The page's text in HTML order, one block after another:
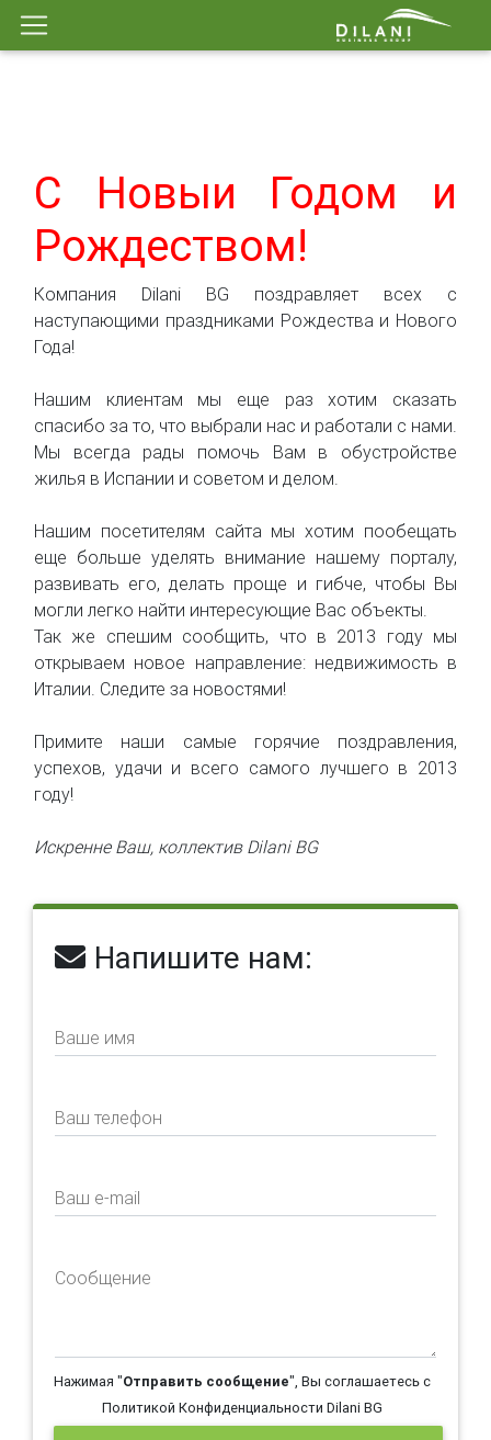
С Новыи Годом и
Рождеством!
Компания Dilani BG поздравляет всех с
наступающими праздниками Рождества и Нового
Года!
Нашим клиентам мы еще раз хотим сказать
спасибо за то, что выбрали нас и работали с нами.
Мы всегда рады помочь Вам в обустройстве
жилья в Испании и советом и делом.
Нашим посетителям сайта мы хотим пообещать
еще больше уделять внимание нашему порталу,
развивать его, делать проще и гибче, чтобы Вы
могли легко найти интересующие Вас объекты.
Так же спешим сообщить, что в 2013 году мы
открываем новое направление: недвижимость в
Италии. Следите за новостями!
Примите наши самые горячие поздравления,
успехов, удачи и всего самого лучшего в 2013
году!
Искренне Ваш, коллектив Dilani BG
Напишите нам:
Ваше имя
Ваш телефон
Ваш e-mail
Сообщение
Нажимая "Отправить сообщение", Вы соглашаетесь с
Политикой Конфиденциальности Dilani BG